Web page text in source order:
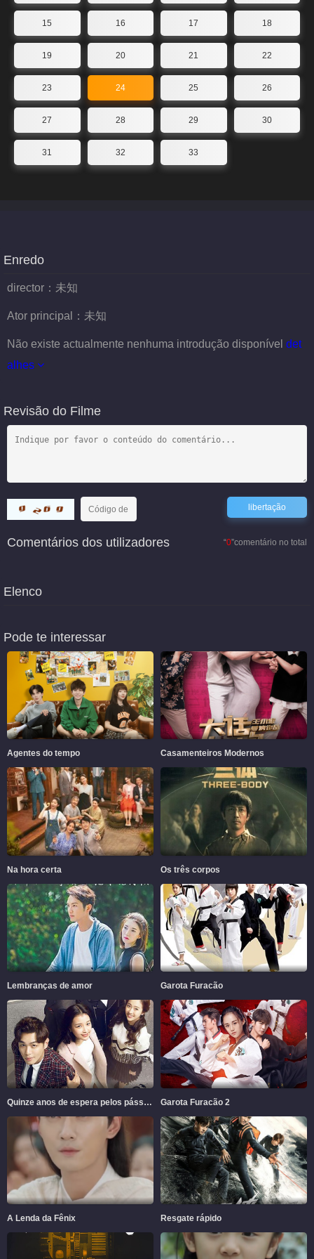
15 16 17 18
19 20 21 22
23 24 25 26
27 28 29 30
31 32 33
Enredo
director： 未知
Ator principal： 未知
Não existe actualmente nenhuma introdução disponível det
alhes
Revisão do Filme
“0”comentário no total
Comentários dos utilizadores
Elenco
Pode te interessar
Agentes do tempo Casamenteiros Modernos
Na hora certa Os três corpos
Lembranças de amor Garota Furacão
Quinze anos de espera pelos pássaros migratórios Garota Furacão 2
A Lenda da Fênix Resgate rápido